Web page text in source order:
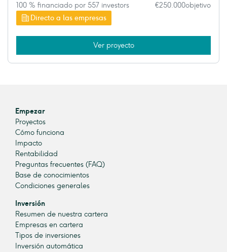
Directo a las empresas
100 % financiado por 557 investors €250.000objetivo
Ver proyecto
Empezar
Proyectos
Cómo funciona
Impacto
Rentabilidad
Preguntas frecuentes (FAQ)
Base de conocimientos
Condiciones generales
Inversión
Resumen de nuestra cartera
Empresas en cartera
Tipos de inversiones
Inversión automática